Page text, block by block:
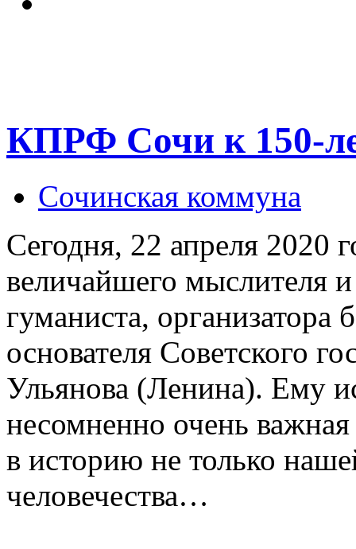
КПРФ Сочи к 150-
Сочинская коммуна
Сегодня, 22 апреля 2020
величайшего мыслителя
гуманиста, организатора
основателя Советского
Ульянова (Ленина). Ему
несомненно очень
в историю не только
человечества…